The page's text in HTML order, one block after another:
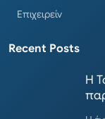
Επιχειρείν
Recent Posts
Η